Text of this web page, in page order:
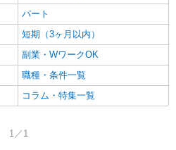
パート
短期（3ヶ月以内）
副業・WワークOK
職種・条件一覧
コラム・特集一覧
1／1